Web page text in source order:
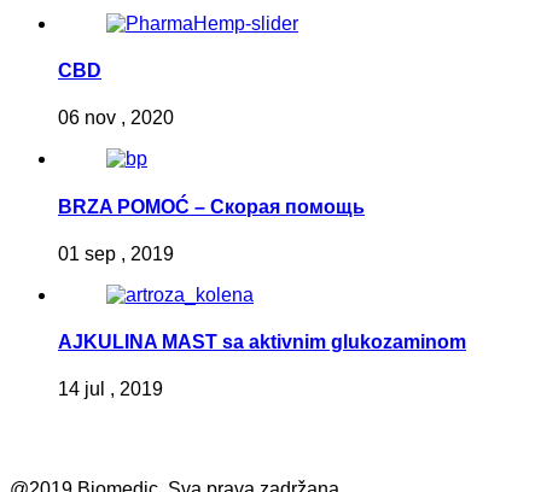
CBD
06 nov , 2020
BRZA POMOĆ – Скорая помощь
01 sep , 2019
AJKULINA MAST sa aktivnim glukozaminom
14 jul , 2019